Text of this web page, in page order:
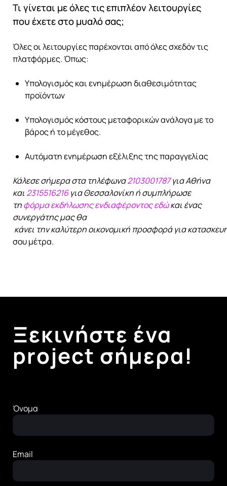
Τι γίνεται με όλες τις επιπλέον λειτουργίες
που έχετε στο μυαλό σας;
Όλες οι λειτουργίες παρέχονται από όλες σχεδόν τις
πλατφόρμες. Όπως:
Υπολογισμός και ενημέρωση διαθεσιμότητας
προϊόντων
Υπολογισμός κόστους μεταφορικών ανάλογα με το
βάρος ή το μέγεθος.
Αυτόματη ενημέρωση εξέλιξης της παραγγελίας
Κάλεσε σήμερα στα τηλέφωνα2103001787για Αθήνα
και2315516216για Θεσσαλονίκη ή συμπλήρωσε
τηφόρμα εκδήλωσης ενδιαφέροντος εδώκαι ένας
συνεργάτης μας θα
κάνει την καλύτερη οικονομική προσφορά για
σου μέτρα.
Ξεκινήστε ένα
project σήμερα!
Όνομα
Email